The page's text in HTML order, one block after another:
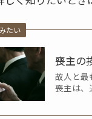
たい
喪主の
故人と最
喪主は、